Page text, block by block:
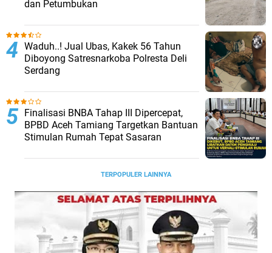
dan Petumbukan
Waduh..! Jual Ubas, Kakek 56 Tahun
Diboyong Satresnarkoba Polresta Deli
Serdang
Finalisasi BNBA Tahap III Dipercepat,
BPBD Aceh Tamiang Targetkan Bantuan
Stimulan Rumah Tepat Sasaran
TERPOPULER LAINNYA